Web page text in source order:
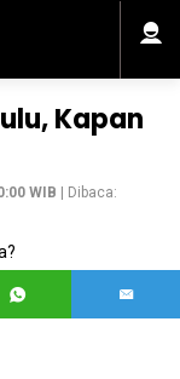
Kapan
WIB | Dibaca: